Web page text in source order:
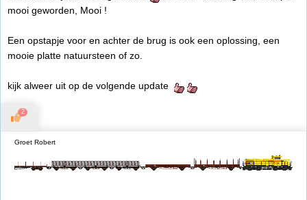
mooi geworden, Mooi !
Een opstapje voor en achter de brug is ook een oplossing, een
mooie platte natuursteen of zo.
kijk alweer uit op de volgende update
2
Groet Robert